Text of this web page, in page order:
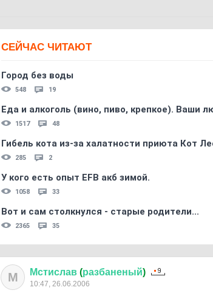
СЕЙЧАС ЧИТАЮТ
Город без воды
548 19
Еда и алкоголь (вино, пиво, крепкое). Ваши
1517 48
Гибель кота из-за халатности приюта Кот
285 2
У кого есть опыт EFB акб зимой.
1058 33
Вот и сам столкнулся - старые родители...
2365 35
М Мстислав (разбаненый)
10:47, 26.06.2006